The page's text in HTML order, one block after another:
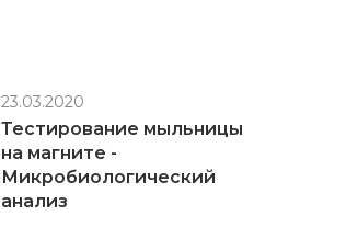
23.03.2020
Тестирование мыльницы
на магните -
Микробиологический
анализ